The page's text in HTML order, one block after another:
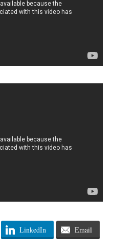
LinkedIn Email